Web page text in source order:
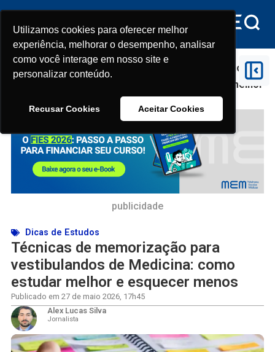
Utilizamos cookies para oferecer melhor
experiência, melhorar o desempenho, analisar
como você interage em nosso site e
personalizar conteúdo.
Recusar Cookies Aceitar Cookies
Utilizamos cookies para oferecer melhor
experiência, melhorar o desempenho, analisar
como você interage em nosso site e
personalizar conteúdo.
Recusar Cookies Aceitar Cookies
Dicas de Estudos
Técnicas de memorização
para vestibulandos de Medicina: como estudar melhor
publicidade
Dicas de Estudos
Técnicas de memorização para
vestibulandos de Medicina: como
estudar melhor e esquecer menos
Publicado em 27 de maio 2026, 17h45
Alex Lucas Silva
Jornalista